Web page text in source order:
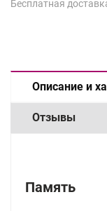
Бесплатная
Описание и
Отзывы
Память